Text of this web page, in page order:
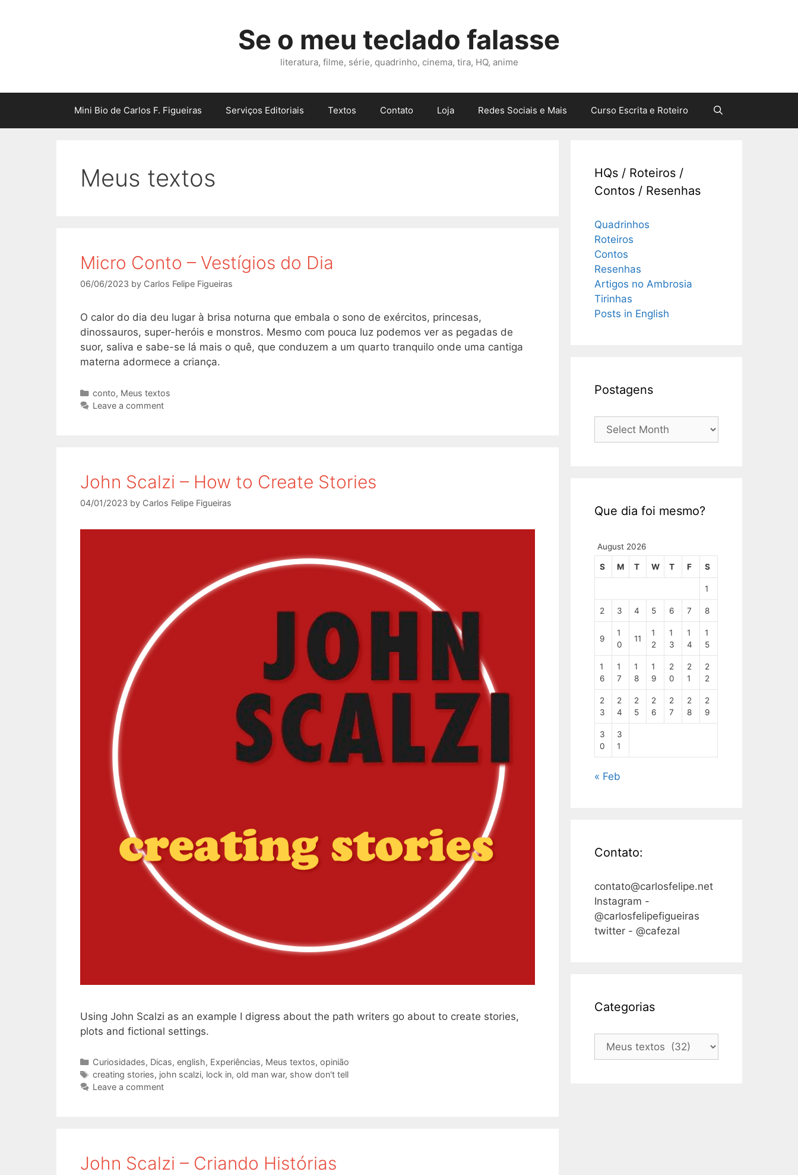
Se o meu teclado falasse
literatura, filme, série, quadrinho, cinema, tira, HQ, anime
Mini Bio de Carlos F. Figueiras Serviços Editoriais Textos Contato Loja Redes Sociais e Mais Curso Escrita e Roteiro
Meus textos
Micro Conto – Vestígios do Dia
06/06/2023 by Carlos Felipe Figueiras
O calor do dia deu lugar à brisa noturna que embala o sono de exércitos, princesas,
dinossauros, super-heróis e monstros. Mesmo com pouca luz podemos ver as pegadas de
suor, saliva e sabe-se lá mais o quê, que conduzem a um quarto tranquilo onde uma cantiga
materna adormece a criança.
Categories
conto, Meus textos
Leave a comment
John Scalzi – How to Create Stories
04/01/2023 by Carlos Felipe Figueiras
Using John Scalzi as an example I digress about the path writers go about to create stories,
plots and fictional settings.
Categories
Curiosidades, Dicas,english, Experiências, Meus textos,opinião
Tags
creating stories, john scalzi, lock in,old man war, show don't tell
Leave a comment
John Scalzi – Criando Histórias
HQs / Roteiros /
Contos / Resenhas
Quadrinhos
Roteiros
Contos
Resenhas
Artigos no Ambrosia
Tirinhas
Posts in English
Postagens
Postagens
Que dia foi mesmo?
August 2026
S M T W T F S
1
2 3 4 5 6 7 8
9
1
0
11
1
2
1
3
1
4
1
5
1
6
1
7
1
8
1
9
2
0
2
1
2
2
2
3
2
4
2
5
2
6
2
7
2
8
2
9
3
0
3
1
« Feb
Contato:
contato@carlosfelipe.net
Instagram -
@carlosfelipefigueiras
twitter - @cafezal
Categorias
Categorias